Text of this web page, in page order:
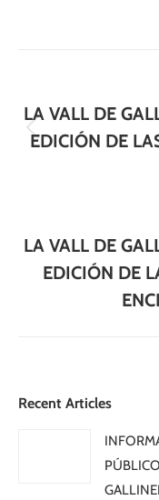
entre
LA VALL DE
EDICIÓN DE
LA VALL DE
EDICIÓN DE
Recent Articles